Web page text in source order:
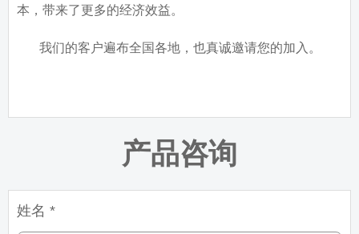
本，带来了更多的经济效益。
我们的客户遍布全国各地，也真诚邀请您的加入。
产品咨询
姓名 *